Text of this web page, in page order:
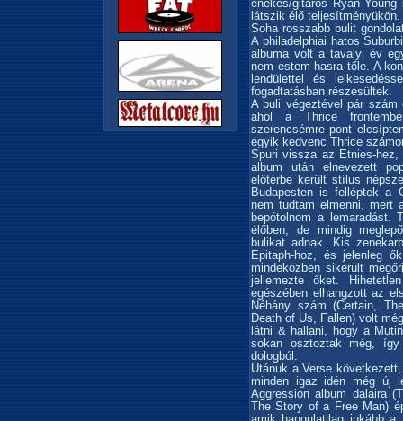
énekes/gitáros Ryan
látszik élő teljesítményükön.
Soha rosszabb bulit
A philadelphiai hatos
albuma volt a tavalyi év
nem estem hasra tőle. A
lendülettel és
fogadtatásban részesültek.
A buli végeztével pár szám
ahol a Thrice
szerencsémre pont
egyik kedvenc Thrice
Spuri vissza az Etnies-
album után elnevezett
előtérbe került stílus
Budapesten is felléptek a
nem tudtam elmenni, mert
bepótolnom a lemaradást.
élőben, de mindig
bulikat adnak. Kis
Epitaph-hoz, és jelenleg
mindeközben sikerült
jellemezte őket.
egészében elhangzott az
Néhány szám (Certain,
Death of Us, Fallen) volt
látni & hallani, hogy a
sokan osztoztak még,
dologból.
Utánuk a Verse
minden igaz idén még új
Aggression album dalaira
The Story of a Free Man)